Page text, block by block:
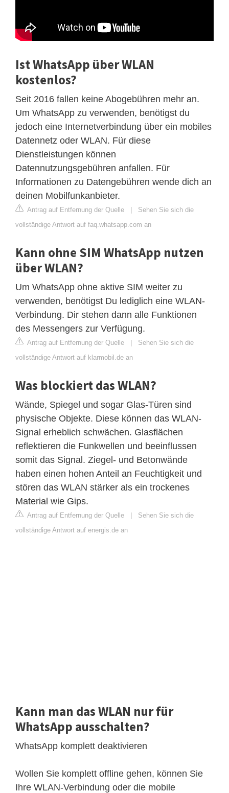
Ist WhatsApp über WLAN
kostenlos?
Seit 2016 fallen keine Abogebühren mehr an.
Um WhatsApp zu verwenden, benötigst du
jedoch eine Internetverbindung über ein mobiles
Datennetz oder WLAN. Für diese
Dienstleistungen können
Datennutzungsgebühren anfallen. Für
Informationen zu Datengebühren wende dich an
deinen Mobilfunkanbieter.
Antrag auf Entfernung der Quelle | Sehen Sie sich die
vollständige Antwort auf faq.whatsapp.com an
Kann ohne SIM WhatsApp nutzen
über WLAN?
Um WhatsApp ohne aktive SIM weiter zu
verwenden, benötigst Du lediglich eine WLAN-
Verbindung. Dir stehen dann alle Funktionen
des Messengers zur Verfügung.
Antrag auf Entfernung der Quelle | Sehen Sie sich die
vollständige Antwort auf klarmobil.de an
Was blockiert das WLAN?
Wände, Spiegel und sogar Glas-Türen sind
physische Objekte. Diese können das WLAN-
Signal erheblich schwächen. Glasflächen
reflektieren die Funkwellen und beeinflussen
somit das Signal. Ziegel- und Betonwände
haben einen hohen Anteil an Feuchtigkeit und
stören das WLAN stärker als ein trockenes
Material wie Gips.
Antrag auf Entfernung der Quelle | Sehen Sie sich die
vollständige Antwort auf energis.de an
Kann man das WLAN nur für
WhatsApp ausschalten?
WhatsApp komplett deaktivieren
Wollen Sie komplett offline gehen, können Sie
Ihre WLAN-Verbindung oder die mobile